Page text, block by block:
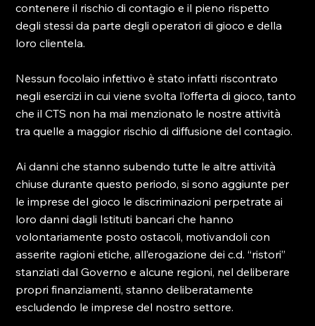
contenere il rischio di contagio e il pieno rispetto
degli stessi da parte degli operatori di gioco e della
loro clientela.
Nessun focolaio infettivo è stato infatti riscontrato
negli esercizi in cui viene svolta l’offerta di gioco, tanto
che il CTS non ha mai menzionato le nostre attività
tra quelle a maggior rischio di diffusione del contagio.
Ai danni che stanno subendo tutte le altre attività
chiuse durante questo periodo, si sono aggiunte per
le imprese del gioco le discriminazioni perpetrate ai
loro danni dagli Istituti bancari che hanno
volontariamente posto ostacoli, motivandoli con
asserite ragioni etiche, all’erogazione dei c.d. “ristori”
stanziati dal Governo e alcune regioni, nel deliberare
propri finanziamenti, stanno deliberatamente
escludendo le imprese del nostro settore.